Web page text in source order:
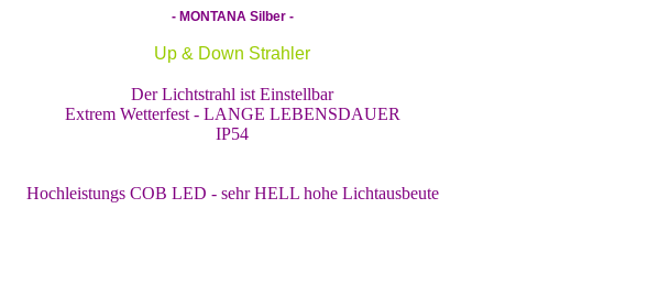
- MONTANA Silber -
Up & Down Strahler
Der Lichtstrahl ist Einstellbar
Extrem Wetterfest - LANGE LEBENSDAUER
IP54
Hochleistungs COB LED - sehr HELL hohe Lichtausbeute